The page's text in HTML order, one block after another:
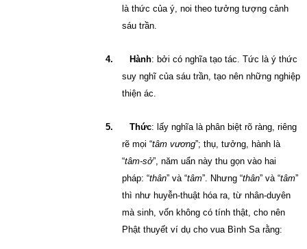
là thức của ý, noi theo tưởng tượng cảnh
sáu trần.
4. Hành: bởi có nghĩa tạo tác. Tức là ý thức
suy nghĩ của sáu trần, tạo nên những nghiệp
thiện ác.
5. Thức: lấy nghĩa là phân biệt rõ ràng, riêng
rẽ mọi “tâm vương”; thụ, tưởng, hành là
“tâm-sở”, năm uẩn này thu gọn vào hai
pháp: “thân” và “tâm”. Nhưng “thân” và “tâm”
thì như huyễn-thuật hóa ra, từ nhân-duyên
mà sinh, vốn không có tính thật, cho nên
Phật thuyết ví dụ cho vua Bình Sa rằng: